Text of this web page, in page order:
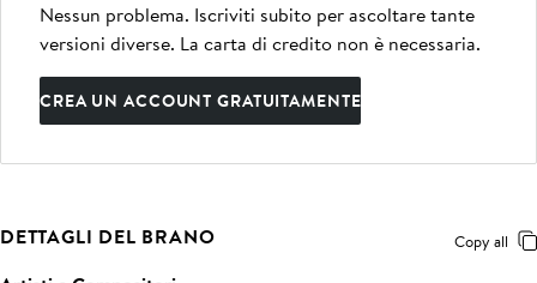
Nessun problema. Iscriviti subito per ascoltare tante
versioni diverse. La carta di credito non è necessaria.
CREA UN ACCOUNT GRATUITAMENTE
DETTAGLI DEL BRANO Copy all